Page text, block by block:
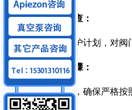
定期维护和检查：
建立定期的维护计划，对
严格的安装步骤：
在安装阀门时，确保严格按